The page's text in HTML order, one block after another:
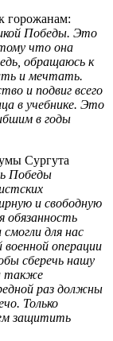
горожанам:
Победы. Это
что она
обращаюсь к
и мечтать.
и подвиг всего
в учебнике. Это
в годы
Сургута
Победы
и свободную
обязанность
для нас
операции
сберечь нашу
также
раз должны
Только
защитить